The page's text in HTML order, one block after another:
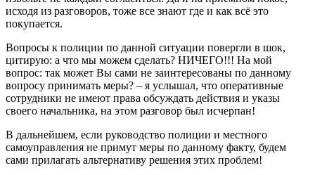
исходя из разговоров, тоже все знают где и как всё это
покупается.
Вопросы к полиции по данной ситуации повергли в шок,
цитирую: а что мы можем сделать? НИЧЕГО!!! На мой
вопрос: так может Вы сами не заинтересованы по данному
вопросу принимать меры? – я услышал, что оперативные
сотрудники не имеют права обсуждать действия и указы
своего начальника, на этом разговор был исчерпан!
В дальнейшем, если руководство полиции и местного
самоуправления не примут меры по данному факту, будем
сами прилагать альтернативу решения этих проблем!